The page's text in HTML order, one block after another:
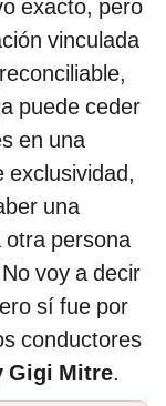
exacto, pero
vinculada
puede ceder
en una
exclusividad,
una
otra persona
voy a decir
sí fue por
conductores
Gigi Mitre.